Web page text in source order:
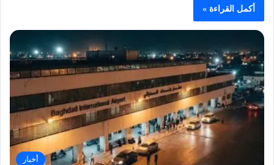
أكمل القراءة »
أخبار